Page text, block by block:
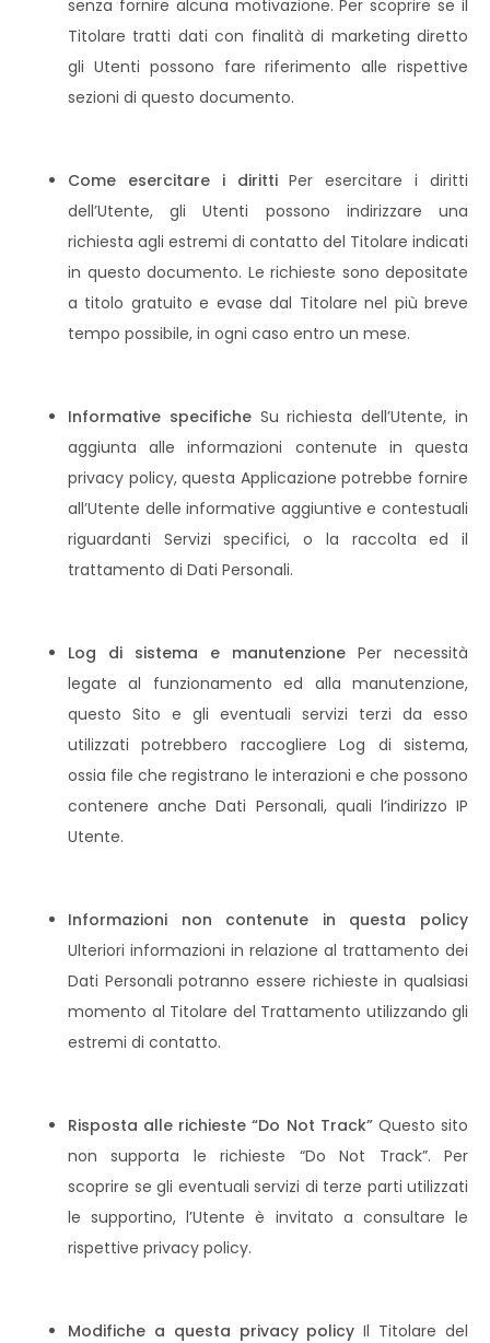
senza fornire alcuna motivazione. Per scoprire se il
Titolare tratti dati con finalità di marketing diretto
gli Utenti possono fare riferimento alle rispettive
sezioni di questo documento.
Come esercitare i dirittiPer esercitare i diritti
dell’Utente, gli Utenti possono indirizzare una
richiesta agli estremi di contatto del Titolare indicati
in questo documento. Le richieste sono depositate
a titolo gratuito e evase dal Titolare nel più breve
tempo possibile, in ogni caso entro un mese.
Informative specifiche Su richiesta dell’Utente, in
aggiunta alle informazioni contenute in questa
privacy policy, questa Applicazione potrebbe fornire
all’Utente delle informative aggiuntive e contestuali
riguardanti Servizi specifici, o la raccolta ed il
trattamento di Dati Personali.
Log di sistema e manutenzione Per necessità
legate al funzionamento ed alla manutenzione,
questo Sito e gli eventuali servizi terzi da esso
utilizzati potrebbero raccogliere Log di sistema,
ossia file che registrano le interazioni e che possono
contenere anche Dati Personali, quali l’indirizzo IP
Utente.
Informazioni non contenute in questa policy
Ulteriori informazioni in relazione al trattamento dei
Dati Personali potranno essere richieste in qualsiasi
momento al Titolare del Trattamento utilizzando gli
estremi di contatto.
Risposta alle richieste “Do Not Track” Questo sito
non supporta le richieste “Do Not Track”. Per
scoprire se gli eventuali servizi di terze parti utilizzati
le supportino, l’Utente è invitato a consultare le
rispettive privacy policy.
Modifiche a questa privacy policyIl Titolare del